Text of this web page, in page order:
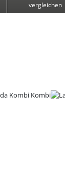
vergleichen